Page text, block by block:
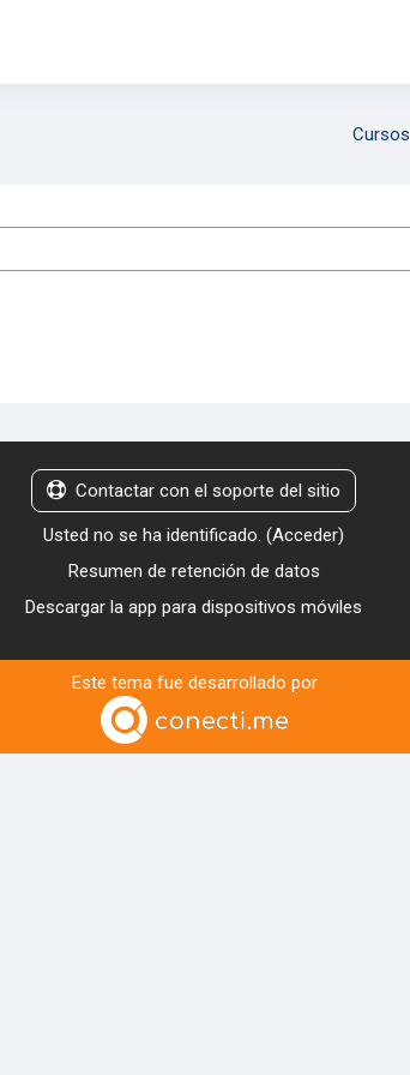
Cursos
Contactar con el soporte del sitio
Usted no se ha identificado. (Acceder)
Resumen de retención de datos
Descargar la app para dispositivos móviles
Este tema fue desarrollado por